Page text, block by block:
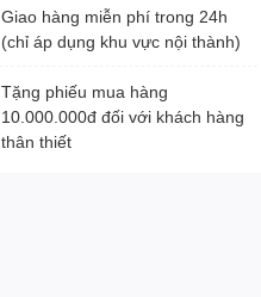
Giao hàng miễn phí trong 24h
(chỉ áp dụng khu vực nội thành)
Tặng phiếu mua hàng
10.000.000đ đối với khách hàng
thân thiết